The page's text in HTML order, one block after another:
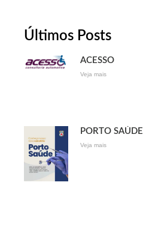
Últimos Posts
ACESSO
Veja mais
PORTO SAÚDE
Veja mais